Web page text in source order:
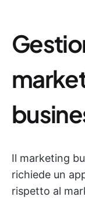
Il marketing
richiede un
rispetto al